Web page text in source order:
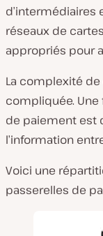
d’intermédiaires
réseaux de
appropriés pour
La complexité
compliquée.
de paiement est
l’information
Voici une
passerelles de